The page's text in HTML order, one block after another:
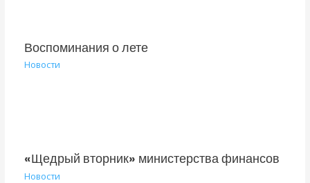
Воспоминания о лете
Новости
«Щедрый вторник» министерства финансов
Новости